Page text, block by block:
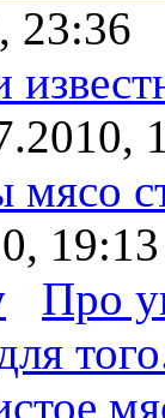
23:36
мясо
19:13
Про